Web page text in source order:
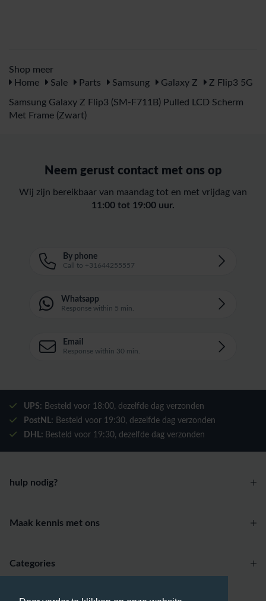
Shop meer
Home
Sale Parts Samsung Galaxy Z Z Flip3 5G
Samsung Galaxy Z Flip3 (SM-F711B) Pulled LCD Scherm
Met Frame (Zwart)
Neem gerust contact met ons op
Wij zijn bereikbaar van maandag tot en met vrijdag van
11:00 tot 19:00 uur.
By phone
Call to +31644255557
Whatsapp
Response within 5 min.
Email
Response within 30 min.
UPS: Besteld voor 18:00, dezelfde dag verzonden
PostNL: Besteld voor 19:30, dezelfde dag verzonden
DHL: Besteld voor 19:30, dezelfde dag verzonden
hulp nodig?
Maak kennis met ons
Categories